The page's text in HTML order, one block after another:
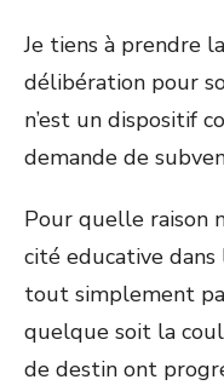
Je tiens à prendre
délibération pour
n’est un dispositif
demande de
Pour quelle raison
cité educative
tout simplement
quelque soit la
de destin ont